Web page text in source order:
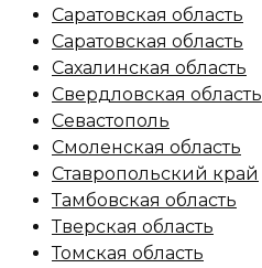
Саратовская область
Саратовская область
Сахалинская область
Свердловская область
Севастополь
Смоленская область
Ставропольский край
Тамбовская область
Тверская область
Томская область